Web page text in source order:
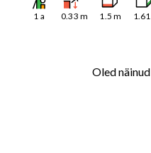
1 a 0.33 m 1.5 m 1.61
Oled näinud